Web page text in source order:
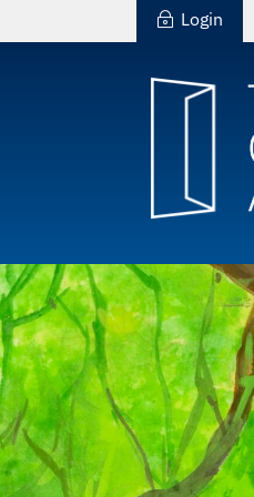
Login